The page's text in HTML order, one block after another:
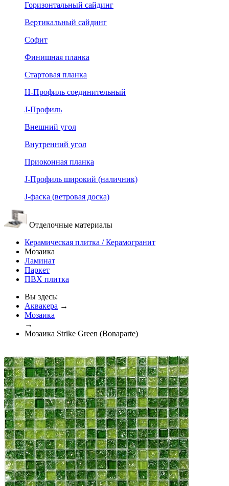
Горизонтальный сайдинг
Вертикальный сайдинг
Софит
Финишная планка
Стартовая планка
Н-Профиль соединительный
J-Профиль
Внешний угол
Внутренний угол
Приоконная планка
J-Профиль широкий (наличник)
J-фаска (ветровая доска)
Отделочные материалы
Керамическая плитка / Керамогранит
Мозаика
Ламинат
Паркет
ПВХ плитка
Вы здесь:
Аквакера →
Мозаика
→
Мозаика Strike Green (Bonaparte)